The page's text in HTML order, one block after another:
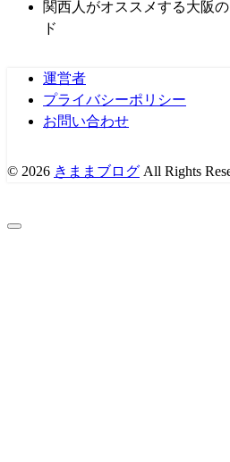
関西人がオススメする大阪
ド
運営者
プライバシーポリシー
お問い合わせ
© 2026 きままブログ All Rights